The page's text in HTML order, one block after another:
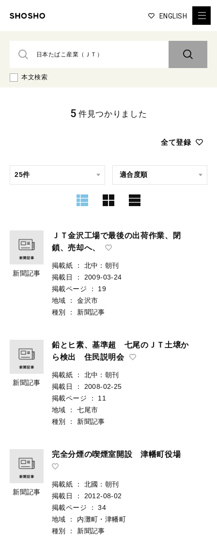
ENGLISH
本文検索
全て登録
5 件見つかりました
新聞記事
ＪＴ金沢工場で最後の出荷作業、閉
鎖、売却へ、
掲載紙 ：
北中：朝刊
掲載日
：
2009-03-24
掲載ページ
：
19
地域
：
金沢市
種別
： 新聞記事
新聞記事
鉛とヒ素、基準超 七尾のＪＴ土壌か
ら検出 住民説明会
掲載紙 ：
北中：朝刊
掲載日
：
2008-02-25
掲載ページ
：
11
地域
：
七尾市
種別
： 新聞記事
新聞記事
完全分煙の喫煙室開設 津幡町役場
掲載紙 ：
北國：朝刊
掲載日
：
2012-08-02
掲載ページ
：
34
地域
：
内灘町・津幡町
種別
： 新聞記事